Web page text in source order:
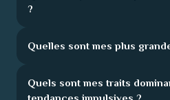
?
Quelles sont mes plus
Quels sont mes traits
tendances impulsives ?